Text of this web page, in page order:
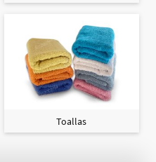
Toallas